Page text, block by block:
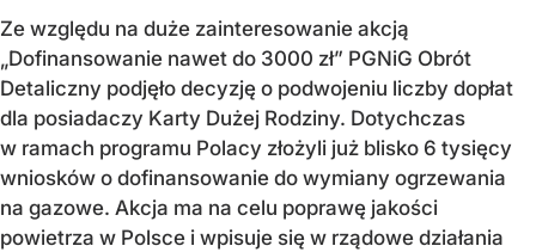
Ze względu na duże zainteresowanie akcją
„Dofinansowanie nawet do 3000 zł” PGNiG Obrót
Detaliczny podjęło decyzję o podwojeniu liczby dopłat
dla posiadaczy Karty Dużej Rodziny. Dotychczas
w ramach programu Polacy złożyli już blisko 6 tysięcy
wniosków o dofinansowanie do wymiany ogrzewania
na gazowe. Akcja ma na celu poprawę jakości
powietrza w Polsce i wpisuje się w rządowe działania